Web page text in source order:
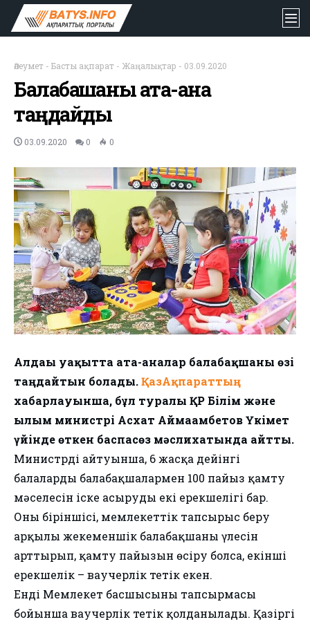
Әлеумет - Басты ақпарат - Жаңалықтар - 03.09.2020
Балабақшаны ата-ана
таңдайды
03.09.2020 0 0
Алдағы уақытта ата-аналар балабақшаны өзі
таңдайтын болады.ҚазАқпараттың
хабарлауынша, бұл туралы ҚР Білім және
ғылым министрі Асхат Аймағамбетов Үкімет
үйінде өткен баспасөз мәслихатында айтты.
Министрдің айтуынша, 6 жасқа дейінгі
балаларды балабақшалармен 100 пайыз қамту
мәселесін іске асырудың екі ерекшелігі бар.
Оның біріншісі, мемлекеттік тапсырыс беру
арқылы жекеменшік балабақшаның үлесін
арттырып, қамту пайызын өсіру болса, екінші
ерекшелік – ваучерлік тетік екен.
Енді Мемлекет басшысының тапсырмасы
бойынша ваучерлік тетік қолданылады. Қазіргі